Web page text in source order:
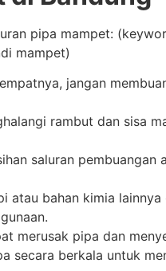
pipa mampet:
mampet)
jangan
rambut dan sisa
saluran
atau bahan kimia
merusak pipa dan
secara berkala untuk